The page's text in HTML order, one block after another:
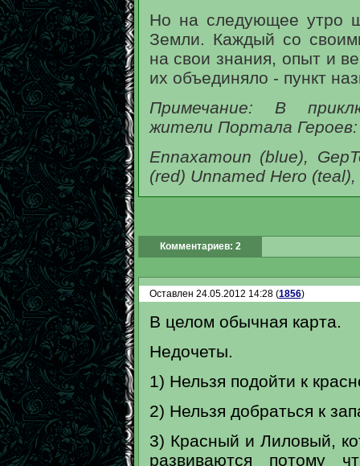
Но на следующее утро
Земли. Каждый со
на свои знания, опыт и
их объединяло - пункт
Примечание: В
жители Портала Героев:
Ennaxamoun (blue),
(red) Unnamed Hero
Комментариев: 2
Оставлен 24.05.2012 14:28 (1856)
В целом обычная карта.
Недочеты.
1) Нельзя подойти к
2) Нельзя добраться к
3) Красный и Лиловый,
развиваются потому